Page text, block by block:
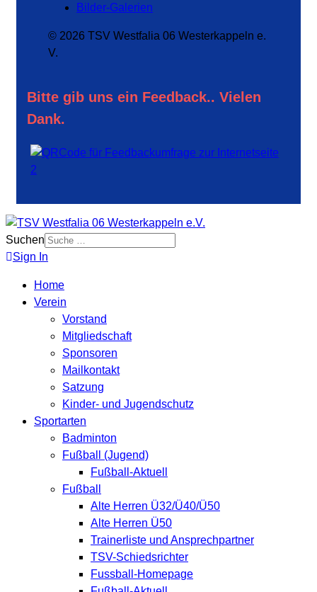
Bilder-Galerien
© 2026 TSV Westfalia 06 Westerkappeln e.
V.
Bitte gib uns ein Feedback.. Vielen
Dank.
Suchen
Sign In
Home
Verein
Vorstand
Mitgliedschaft
Sponsoren
Mailkontakt
Satzung
Kinder- und Jugendschutz
Sportarten
Badminton
Fußball (Jugend)
Fußball-Aktuell
Fußball
Alte Herren Ü32/Ü40/Ü50
Alte Herren Ü50
Trainerliste und Ansprechpartner
TSV-Schiedsrichter
Fussball-Homepage